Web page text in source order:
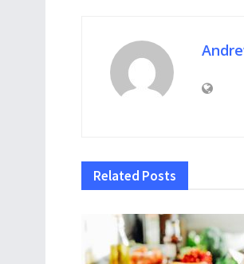
Related Posts